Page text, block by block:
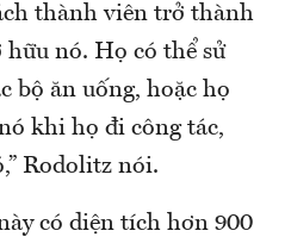
thành viên trở thành
nó. Họ có thể sử
bộ ăn uống, hoặc họ
khi họ đi công tác,
Rodolitz nói.
có diện tích hơn 900